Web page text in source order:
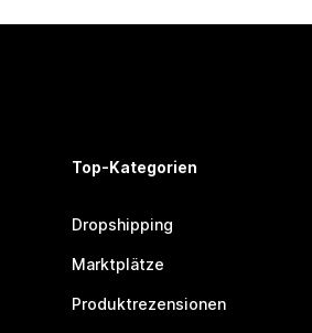
Top-Kategorien
Dropshipping
Marktplätze
Produktrezensionen